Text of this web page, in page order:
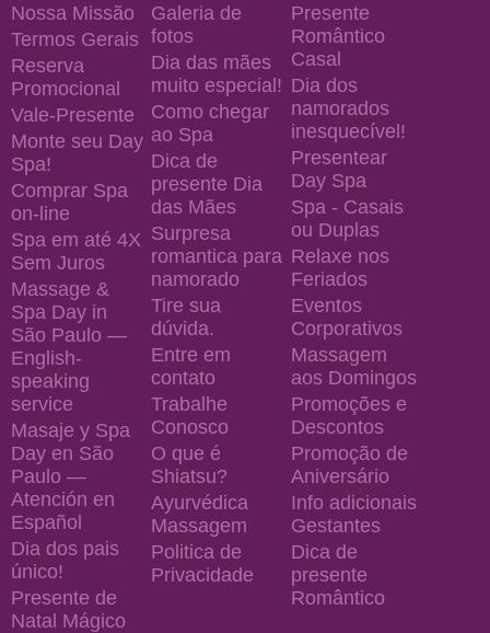
Nossa Missão
Termos Gerais
Reserva
Promocional
Vale-Presente
Monte seu Day
Spa!
Comprar Spa
on-line
Spa em até 4X
Sem Juros
Massage &
Spa Day in
São Paulo —
English-
speaking
service
Masaje y Spa
Day en São
Paulo —
Atención en
Español
Dia dos pais
único!
Presente de
Natal Mágico
Galeria de
fotos
Dia das mães
muito especial!
Como chegar
ao Spa
Dica de
presente Dia
das Mães
Surpresa
romantica para
namorado
Tire sua
dúvida.
Entre em
contato
Trabalhe
Conosco
O que é
Shiatsu?
Ayurvédica
Massagem
Politica de
Privacidade
Presente
Romântico
Casal
Dia dos
namorados
inesquecível!
Presentear
Day Spa
Spa - Casais
ou Duplas
Relaxe nos
Feriados
Eventos
Corporativos
Massagem
aos Domingos
Promoções e
Descontos
Promoção de
Aniversário
Info adicionais
Gestantes
Dica de
presente
Romântico